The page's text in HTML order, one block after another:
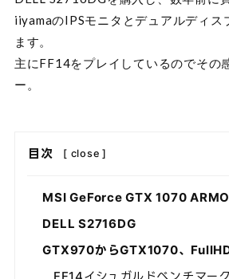
iiyamaのIPSモニタとデュアルディス
ます。
主にFF14をプレイしているのでその
ー。
目次 [ close ]
MSI GeForce GTX 1070
DELL S2716DG
GTX970からGTX1070、